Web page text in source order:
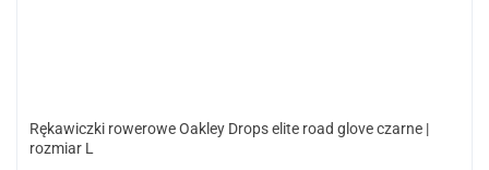
Rękawiczki rowerowe Oakley Drops elite road glove czarne |
rozmiar L